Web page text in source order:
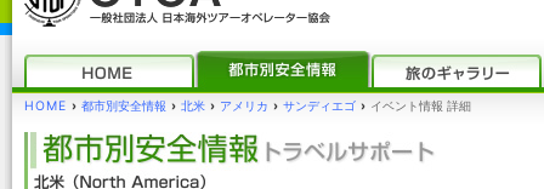
HOME › 都市別安全情報 › 北米 › アメリカ › サンディエゴ › イベント情報 詳細